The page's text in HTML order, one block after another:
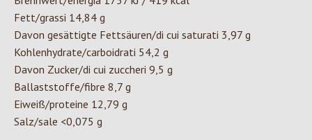
Fett/grassi 14,84 g
Davon gesättigte Fettsäuren/di cui saturati 3,97 g
Kohlenhydrate/carboidrati 54,2 g
Davon Zucker/di cui zuccheri 9,5 g
Ballaststoffe/fibre 8,7 g
Eiweiß/proteine 12,79 g
Salz/sale <0,075 g